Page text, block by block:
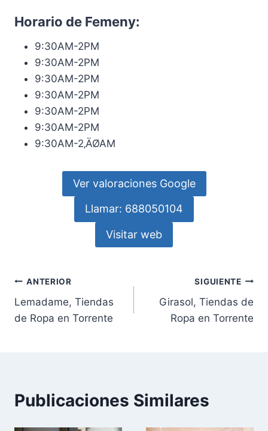
Horario de Femeny:
9:30AM-2PM
9:30AM-2PM
9:30AM-2PM
9:30AM-2PM
9:30AM-2PM
9:30AM-2PM
9:30AM-2‚ÄØAM
Ver valoraciones Google
Llamar: 688050104
Visitar web
Navegación
de
ANTERIOR
Lemadame, Tiendas
de Ropa en Torrente
SIGUIENTE
Girasol, Tiendas de
Ropa en Torrente
Publicaciones Similares